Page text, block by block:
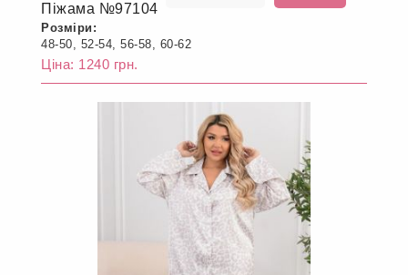
Піжама №97104
Розміри:
48-50, 52-54, 56-58, 60-62
Ціна: 1240 грн.